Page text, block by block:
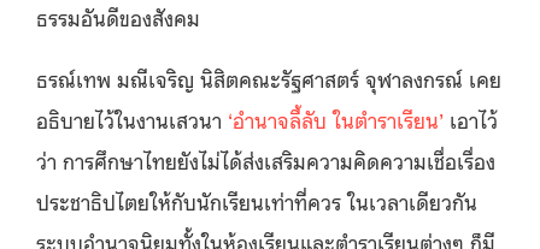
ธรรมอันดีของสังคม
ธรณ์เทพ มณีเจริญ นิสิตคณะรัฐศาสตร์ จุฬาลงกรณ์ เคย
อธิบายไว้ในงานเสวนา ‘อำนาจลี้ลับ ในตำราเรียน’ เอาไว้
ว่า การศึกษาไทยยังไม่ได้ส่งเสริมความคิดความเชื่อเรื่อง
ประชาธิปไตยให้กับนักเรียนเท่าที่ควร ในเวลาเดียวกัน
ระบบอำนาจนิยมทั้งในห้องเรียนและตำราเรียนต่างๆ ก็มี